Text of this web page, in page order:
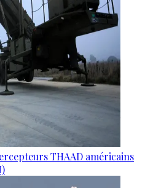
THAAD américains